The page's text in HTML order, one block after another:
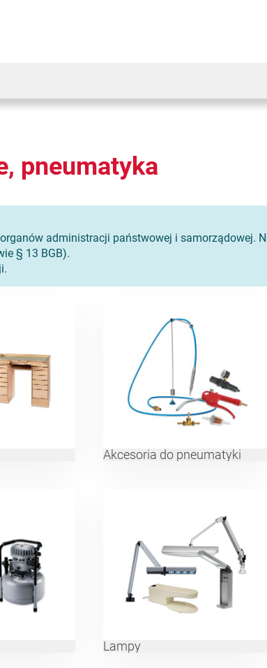
pneumatyka
administracji państwowej i samorządowej.
§ 13 BGB).
Akcesoria do pneumatyki
Lampy